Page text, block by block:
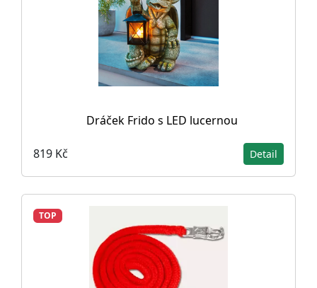
Dráček Frido s LED lucernou
819 Kč Detail
TOP